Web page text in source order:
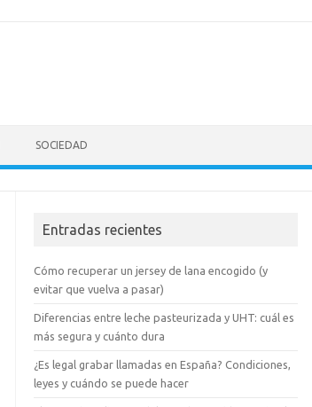
SOCIEDAD
Entradas recientes
Cómo recuperar un jersey de lana encogido (y
evitar que vuelva a pasar)
Diferencias entre leche pasteurizada y UHT: cuál es
más segura y cuánto dura
¿Es legal grabar llamadas en España? Condiciones,
leyes y cuándo se puede hacer